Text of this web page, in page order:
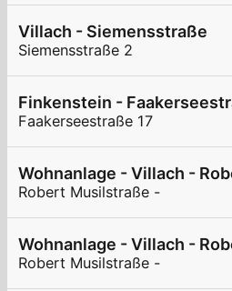
Villach - Siemensstraße
Siemensstraße 2
Finkenstein -
Faakerseestraße 17
Wohnanlage - Villach -
Robert Musilstraße -
Wohnanlage - Villach -
Robert Musilstraße -